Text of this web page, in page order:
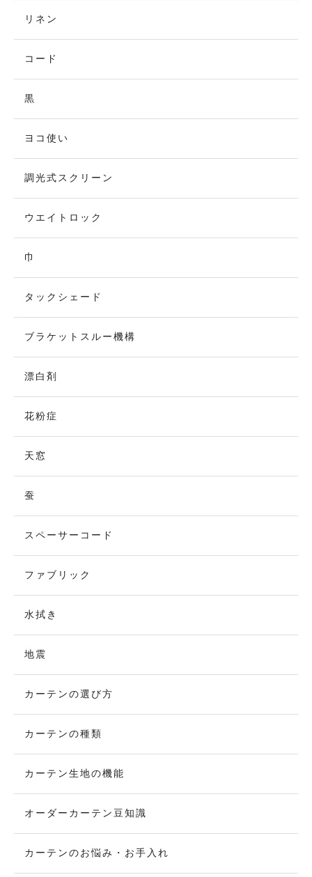
リネン
コード
黒
ヨコ使い
調光式スクリーン
ウエイトロック
巾
タックシェード
ブラケットスルー機構
漂白剤
花粉症
天窓
蚕
スペーサーコード
ファブリック
水拭き
地震
カーテンの選び方
カーテンの種類
カーテン生地の機能
オーダーカーテン豆知識
カーテンのお悩み・お手入れ